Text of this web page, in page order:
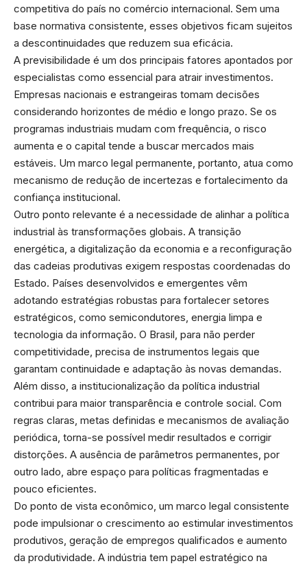
competitiva do país no comércio internacional. Sem uma
base normativa consistente, esses objetivos ficam sujeitos
a descontinuidades que reduzem sua eficácia.
A previsibilidade é um dos principais fatores apontados por
especialistas como essencial para atrair investimentos.
Empresas nacionais e estrangeiras tomam decisões
considerando horizontes de médio e longo prazo. Se os
programas industriais mudam com frequência, o risco
aumenta e o capital tende a buscar mercados mais
estáveis. Um marco legal permanente, portanto, atua como
mecanismo de redução de incertezas e fortalecimento da
confiança institucional.
Outro ponto relevante é a necessidade de alinhar a política
industrial às transformações globais. A transição
energética, a digitalização da economia e a reconfiguração
das cadeias produtivas exigem respostas coordenadas do
Estado. Países desenvolvidos e emergentes vêm
adotando estratégias robustas para fortalecer setores
estratégicos, como semicondutores, energia limpa e
tecnologia da informação. O Brasil, para não perder
competitividade, precisa de instrumentos legais que
garantam continuidade e adaptação às novas demandas.
Além disso, a institucionalização da política industrial
contribui para maior transparência e controle social. Com
regras claras, metas definidas e mecanismos de avaliação
periódica, torna-se possível medir resultados e corrigir
distorções. A ausência de parâmetros permanentes, por
outro lado, abre espaço para políticas fragmentadas e
pouco eficientes.
Do ponto de vista econômico, um marco legal consistente
pode impulsionar o crescimento ao estimular investimentos
produtivos, geração de empregos qualificados e aumento
da produtividade. A indústria tem papel estratégico na